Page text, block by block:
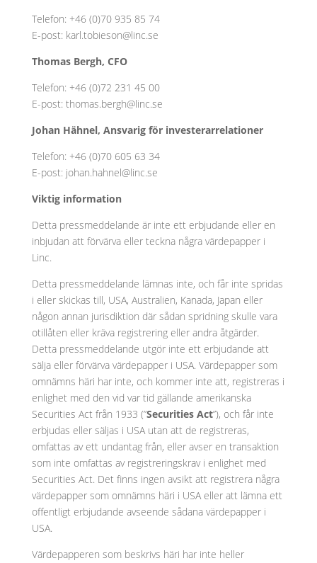
Telefon: +46 (0)70 935 85 74
E-post: karl.tobieson@linc.se
Thomas Bergh, CFO
Telefon: +46 (0)72 231 45 00
E-post: thomas.bergh@linc.se
Johan Hähnel, Ansvarig för investerarrelationer
Telefon: +46 (0)70 605 63 34
E-post: johan.hahnel@linc.se
Viktig information
Detta pressmeddelande är inte ett erbjudande eller en
inbjudan att förvärva eller teckna några värdepapper i
Linc.
Detta pressmeddelande lämnas inte, och får inte spridas
i eller skickas till, USA, Australien, Kanada, Japan eller
någon annan jurisdiktion där sådan spridning skulle vara
otillåten eller kräva registrering eller andra åtgärder.
Detta pressmeddelande utgör inte ett erbjudande att
sälja eller förvärva värdepapper i USA. Värdepapper som
omnämns häri har inte, och kommer inte att, registreras i
enlighet med den vid var tid gällande amerikanska
Securities Act från 1933 (”Securities Act”), och får inte
erbjudas eller säljas i USA utan att de registreras,
omfattas av ett undantag från, eller avser en transaktion
som inte omfattas av registreringskrav i enlighet med
Securities Act. Det finns ingen avsikt att registrera några
värdepapper som omnämns häri i USA eller att lämna ett
offentligt erbjudande avseende sådana värdepapper i
USA.
Värdepapperen som beskrivs häri har inte heller